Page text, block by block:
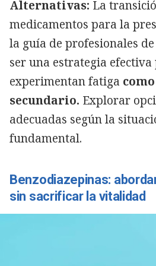
Alternativas: La
medicamentos para la
la guía de profesionales
ser una estrategia
experimentan fatiga
secundario. Explorar
adecuadas según la
fundamental.
Benzodiazepinas:
sin sacrificar la vitalidad